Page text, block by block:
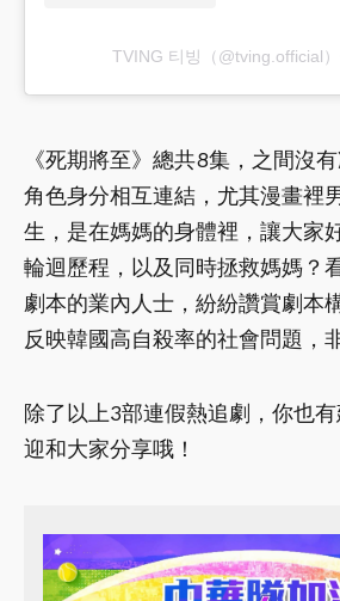
TVING 티빙（@tving.official
《死期將至》總共8集，之間沒
角色身分相互連結，尤其漫畫裡
生，是在媽媽的身體裡，讓大家
輪迴歷程，以及同時拯救媽媽？
劇本的業內人士，紛紛讚賞劇本
反映韓國高自殺率的社會問題，
除了以上3部連假熱追劇，你也
迎和大家分享哦！